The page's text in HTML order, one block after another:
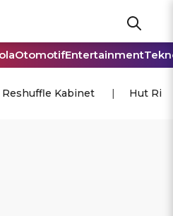
OtomotifEntertainment
Reshuffle Kabinet Hut Ri